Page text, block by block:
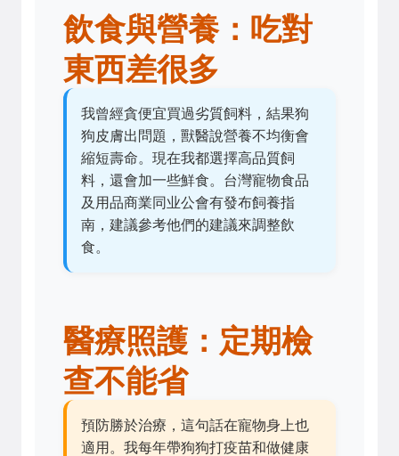
飲食與營養：吃對
東西差很多
我曾經貪便宜買過劣質飼料，結果狗
狗皮膚出問題，獸醫說營養不均衡會
縮短壽命。現在我都選擇高品質飼
料，還會加一些鮮食。台灣寵物食品
及用品商業同业公會有發布飼養指
南，建議參考他們的建議來調整飲
食。
醫療照護：定期檢
查不能省
預防勝於治療，這句話在寵物身上也
適用。我每年帶狗狗打疫苗和做健康